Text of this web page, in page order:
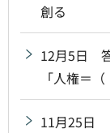
創る
12月5日
「人権＝
11月25日